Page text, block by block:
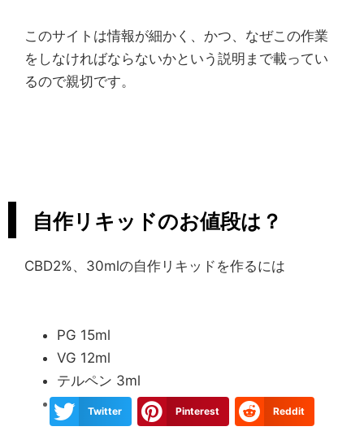
このサイトは情報が細かく、かつ、なぜこの作業
をしなければならないかという説明まで載ってい
るので親切です。
自作リキッドのお値段は？
CBD2%、30mlの自作リキッドを作るには
PG 15ml
VG 12ml
テルペン 3ml
CBD600mg
Twitter Pinterest Reddit